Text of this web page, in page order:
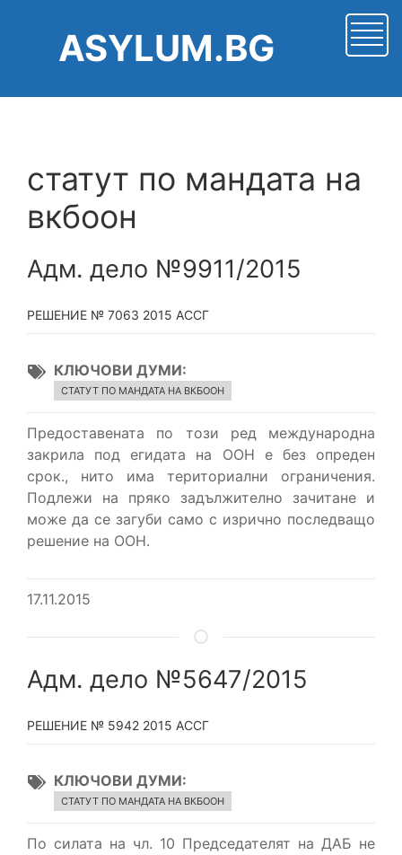
основнотоASYLUM.BG
статут по мандата на
вкбоон
Адм. дело №9911/2015
РЕШЕНИЕ № 7063 2015 АССГ
КЛЮЧОВИ ДУМИ
СТАТУТ ПО МАНДАТА НА ВКБООН
Предоставената по този ред международна
закрила под егидата на ООН е без опреден
срок., нито има териториални ограничения.
Подлежи на пряко задължително зачитане и
може да се загуби само с изрично последващо
решение на ООН.
17.11.2015
Адм. дело №5647/2015
РЕШЕНИЕ № 5942 2015 АССГ
КЛЮЧОВИ ДУМИ
СТАТУТ ПО МАНДАТА НА ВКБООН
По силата на чл. 10 Председателят на ДАБ не